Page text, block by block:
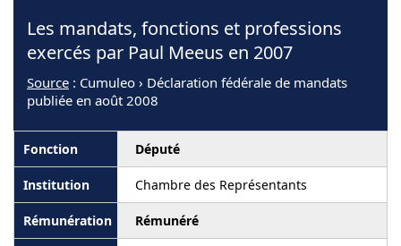
Les mandats, fonctions et professions
exercés par Paul Meeus en 2007
Source : Cumuleo › Déclaration fédérale de mandats
publiée en août 2008
Député
Chambre des Représentants
Rémunéré